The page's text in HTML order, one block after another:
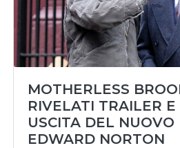
MOTHERLESS
RIVELATI TRAILER
USCITA DEL NUOVO
EDWARD NORTON